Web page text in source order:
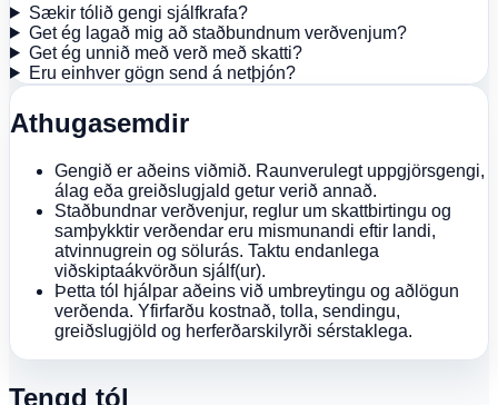
Sækir tólið gengi sjálfkrafa?
Get ég lagað mig að staðbundnum verðvenjum?
Get ég unnið með verð með skatti?
Eru einhver gögn send á netþjón?
Athugasemdir
Gengið er aðeins viðmið. Raunverulegt uppgjörsgengi,
álag eða greiðslugjald getur verið annað.
Staðbundnar verðvenjur, reglur um skattbirtingu og
samþykktir verðendar eru mismunandi eftir landi,
atvinnugrein og sölurás. Taktu endanlega
viðskiptaákvörðun sjálf(ur).
Þetta tól hjálpar aðeins við umbreytingu og aðlögun
verðenda. Yfirfarðu kostnað, tolla, sendingu,
greiðslugjöld og herferðarskilyrði sérstaklega.
Tengd tól